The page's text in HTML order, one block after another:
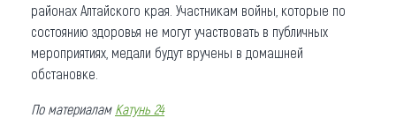
районах Алтайского края. Участникам войны, которые по
состоянию здоровья не могут участвовать в публичных
мероприятиях, медали будут вручены в домашней
обстановке.
По материалам Катунь 24